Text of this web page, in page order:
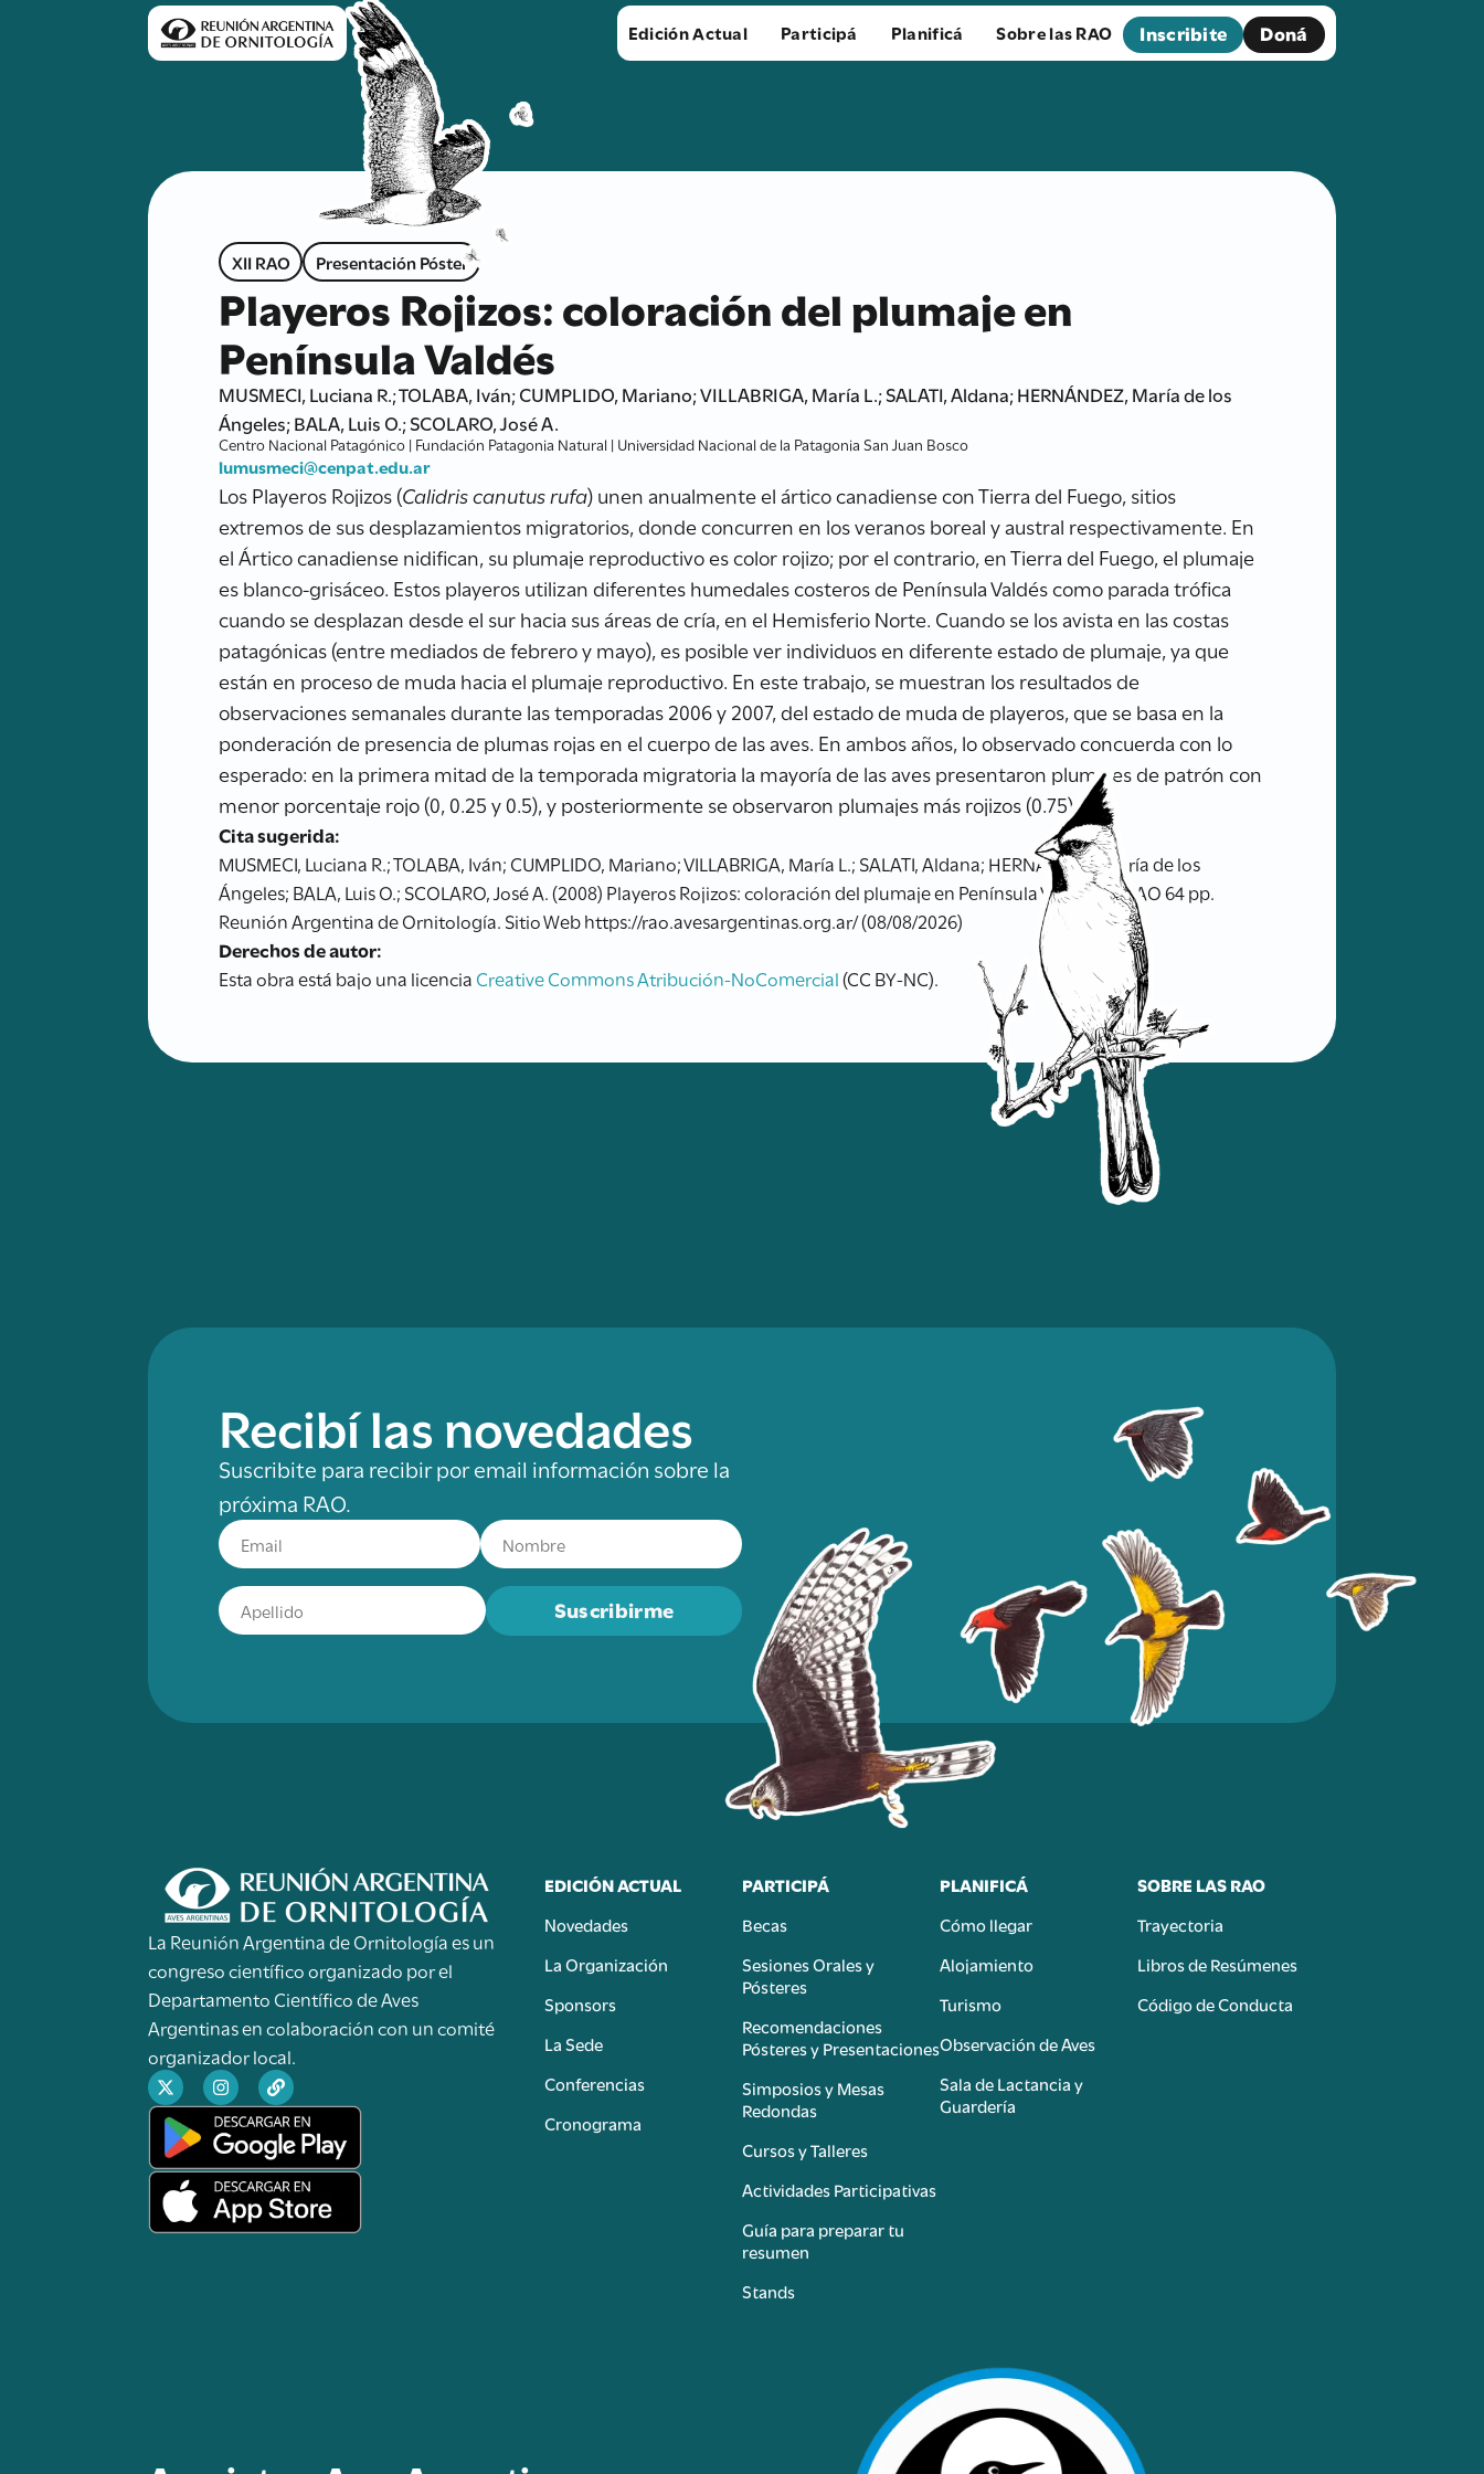
Edición Actual Participá Planificá Sobre las RAO Inscribite Doná
XII RAO Presentación Póster
Playeros Rojizos: coloración del plumaje en
Península Valdés
MUSMECI, Luciana R.; TOLABA, Iván; CUMPLIDO, Mariano; VILLABRIGA, María L.; SALATI, Aldana; HERNÁNDEZ, María de los
Ángeles; BALA, Luis O.; SCOLARO, José A.
Centro Nacional Patagónico | Fundación Patagonia Natural | Universidad Nacional de la Patagonia San Juan Bosco
lumusmeci@cenpat.edu.ar
Los Playeros Rojizos (Calidris canutus rufa) unen anualmente el ártico canadiense con Tierra del Fuego, sitios
extremos de sus desplazamientos migratorios, donde concurren en los veranos boreal y austral respectivamente. En
el Ártico canadiense nidifican, su plumaje reproductivo es color rojizo; por el contrario, en Tierra del Fuego, el plumaje
es blanco-grisáceo. Estos playeros utilizan diferentes humedales costeros de Península Valdés como parada trófica
cuando se desplazan desde el sur hacia sus áreas de cría, en el Hemisferio Norte. Cuando se los avista en las costas
patagónicas (entre mediados de febrero y mayo), es posible ver individuos en diferente estado de plumaje, ya que
están en proceso de muda hacia el plumaje reproductivo. En este trabajo, se muestran los resultados de
observaciones semanales durante las temporadas 2006 y 2007, del estado de muda de playeros, que se basa en la
ponderación de presencia de plumas rojas en el cuerpo de las aves. En ambos años, lo observado concuerda con lo
esperado: en la primera mitad de la temporada migratoria la mayoría de las aves presentaron plumajes de patrón con
menor porcentaje rojo (0, 0.25 y 0.5), y posteriormente se observaron plumajes más rojizos (0.75).
Cita sugerida:
MUSMECI, Luciana R.; TOLABA, Iván; CUMPLIDO, Mariano; VILLABRIGA, María L.; SALATI, Aldana; HERNÁNDEZ, María de los
Ángeles; BALA, Luis O.; SCOLARO, José A. (2008) Playeros Rojizos: coloración del plumaje en Península Valdés. XII RAO 64 pp.
Reunión Argentina de Ornitología. Sitio Web https://rao.avesargentinas.org.ar/ (08/08/2026)
Derechos de autor:
Esta obra está bajo una licencia Creative Commons Atribución-NoComercial(CC BY-NC).
Recibí las novedades
Suscribite para recibir por email información sobre la
próxima RAO.
Suscribirme
La Reunión Argentina de Ornitología es un
congreso científico organizado por el
Departamento Científico de Aves
Argentinas en colaboración con un comité
organizador local.
EDICIÓN ACTUAL
Novedades
La Organización
Sponsors
La Sede
Conferencias
Cronograma
PARTICIPÁ
Becas
Sesiones Orales y
Pósteres
Recomendaciones
Pósteres y Presentaciones
Simposios y Mesas
Redondas
Cursos y Talleres
Actividades Participativas
Guía para preparar tu
resumen
Stands
PLANIFICÁ
Cómo llegar
Alojamiento
Turismo
Observación de Aves
Sala de Lactancia y
Guardería
SOBRE LAS RAO
Trayectoria
Libros de Resúmenes
Código de Conducta